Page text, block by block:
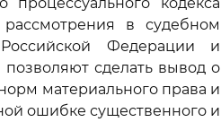
в судебном
Федерации и
сделать вывод о
материального права и
ошибке существенного и